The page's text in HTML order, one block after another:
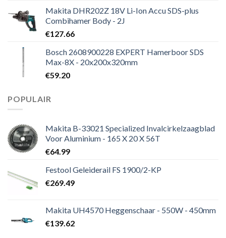
Makita DHR202Z 18V Li-Ion Accu SDS-plus
Combihamer Body - 2J
€127.66
Bosch 2608900228 EXPERT Hamerboor SDS
Max-8X - 20x200x320mm
€59.20
POPULAIR
Makita B-33021 Specialized Invalcirkelzaagblad
Voor Aluminium - 165 X 20 X 56T
€64.99
Festool Geleiderail FS 1900/2-KP
€269.49
Makita UH4570 Heggenschaar - 550W - 450mm
€139.62